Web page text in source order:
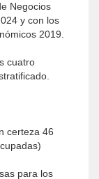
Negocios
y con los
2019.
cuatro
certeza 46
para los